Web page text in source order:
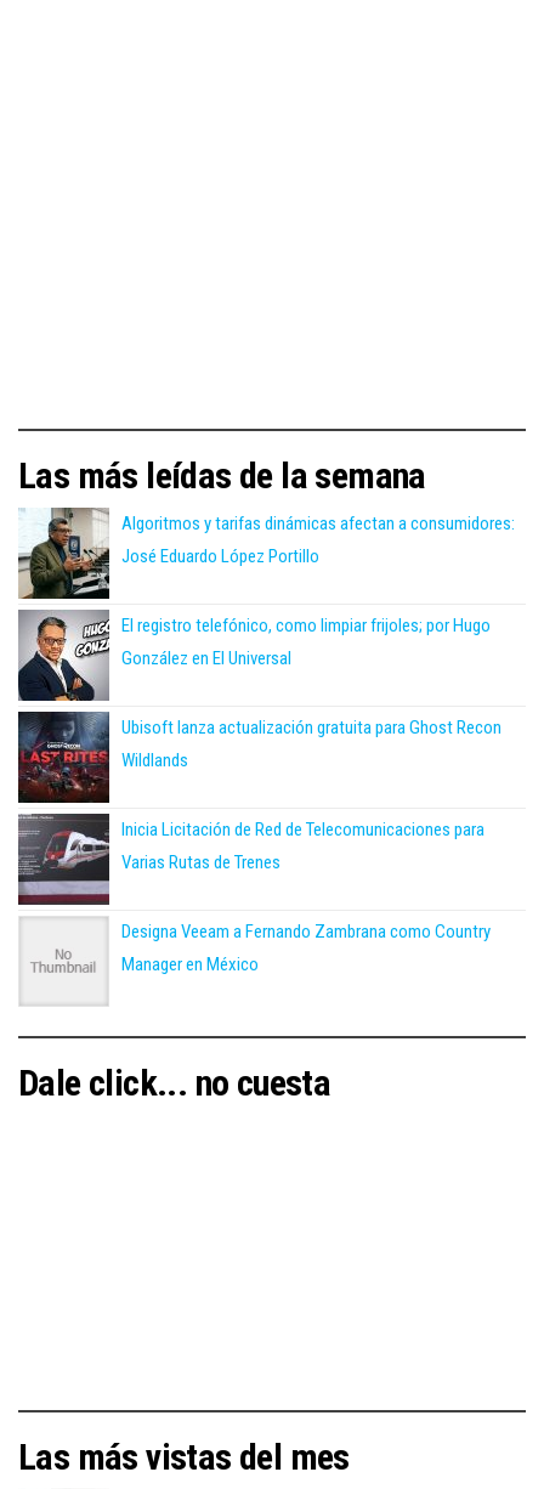
Las más leídas de la semana
Algoritmos y tarifas dinámicas afectan a consumidores:
José Eduardo López Portillo
El registro telefónico, como limpiar frijoles; por Hugo
González en El Universal
Ubisoft lanza actualización gratuita para Ghost Recon
Wildlands
Inicia Licitación de Red de Telecomunicaciones para
Varias Rutas de Trenes
Designa Veeam a Fernando Zambrana como Country
Manager en México
Dale click... no cuesta
Las más vistas del mes